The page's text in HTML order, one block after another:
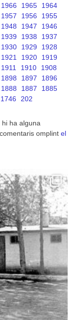
1966 1965
1964
1957 1956
1955
1948 1947
1946
1939 1938
1937
1930 1929
1928
1921 1920
1919
1911 1910
1908
1898 1897
1896
1888 1887
1885
1746 202
hi ha alguna
omplint el